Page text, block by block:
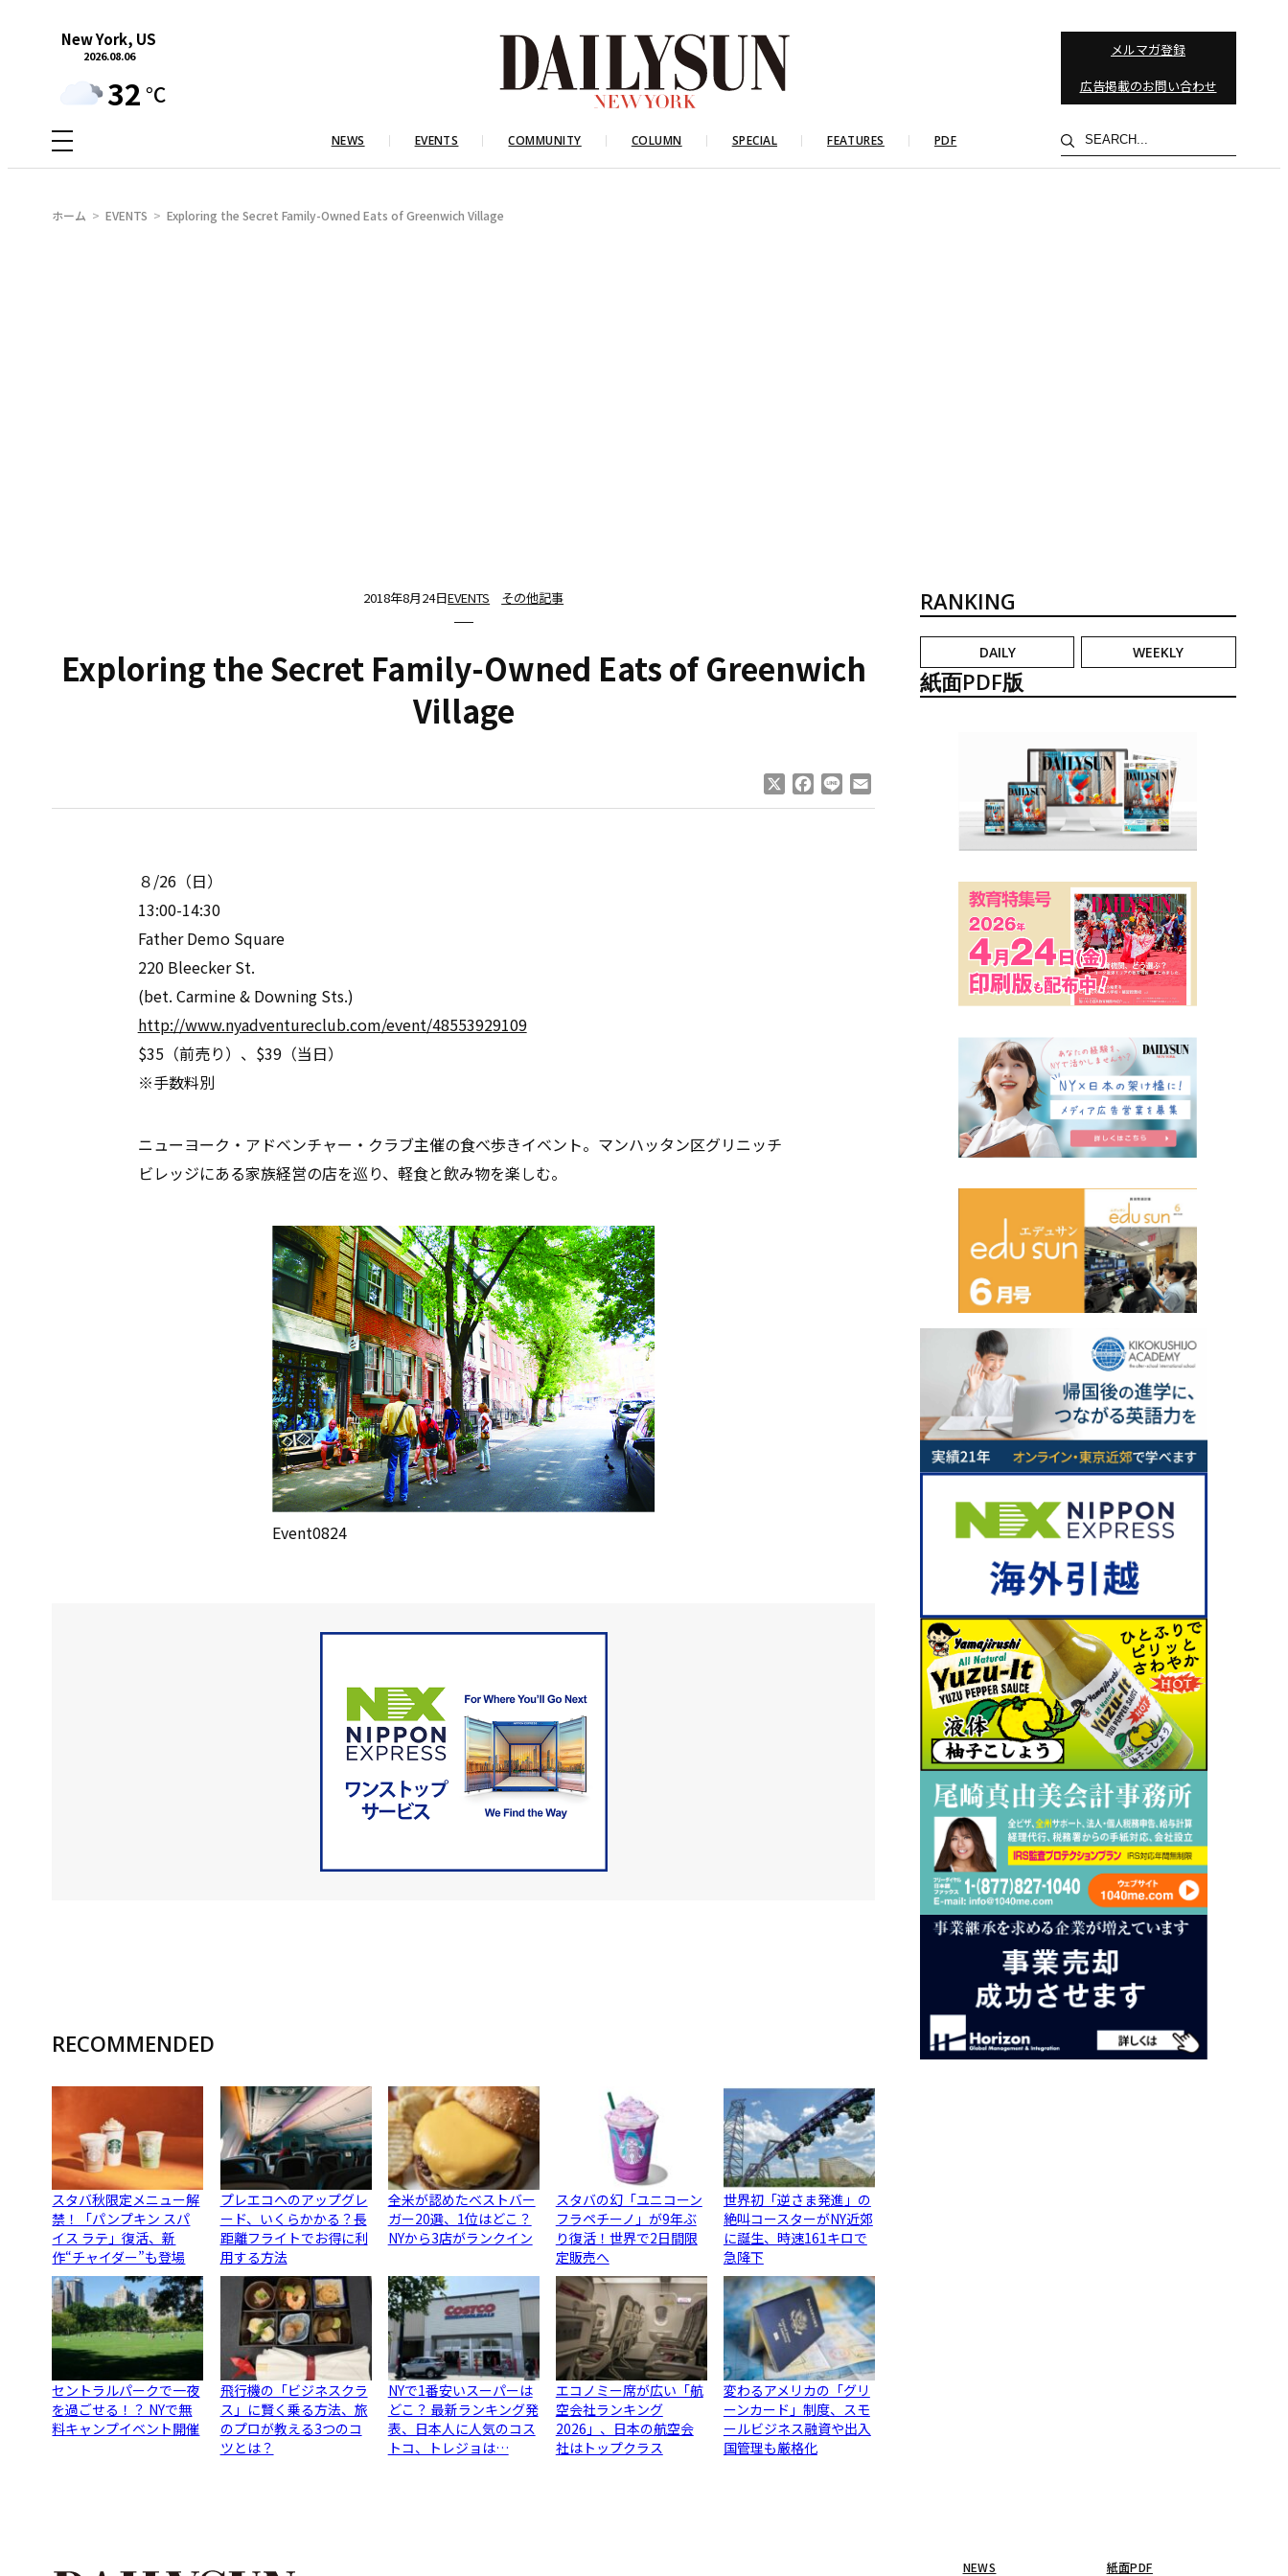
New York, US
2026.08.06
32 °C
メルマガ登録
広告掲載のお問い合わせ
NEWS EVENTS COMMUNITY COLUMN SPECIAL FEATURES PDF
検
索
ホーム EVENTS Exploring the Secret Family-Owned Eats of Greenwich Village
2018年8月24日EVENTS その他記事
Exploring the Secret Family-Owned Eats of Greenwich
Village
Facebook
Line
８/26（日）
13:00-14:30
Father Demo Square
220 Bleecker St.
(bet. Carmine & Downing Sts.)
http://www.nyadventureclub.com/event/48553929109
$35（前売り）、$39（当日）
※手数料別
ニューヨーク・アドベンチャー・クラブ主催の食べ歩きイベント。マンハッタン区グリニッチ
ビレッジにある家族経営の店を巡り、軽食と飲み物を楽しむ。
Event0824
RECOMMENDED
スタバ秋限定メニュー解
禁！「パンプキン スパ
イス ラテ」復活、新
作“チャイダー”も登場
プレエコへのアップグレ
ード、いくらかかる？長
距離フライトでお得に利
用する方法
全米が認めたベストバー
ガー20選、1位はどこ？
NYから3店がランクイン
スタバの幻「ユニコーン
フラペチーノ」が9年ぶ
り復活！世界で2日間限
定販売へ
世界初「逆さま発進」の
絶叫コースターがNY近郊
に誕生、時速161キロで
急降下
セントラルパークで一夜
を過ごせる！？ NYで無
料キャンプイベント開催
飛行機の「ビジネスクラ
ス」に賢く乗る方法、旅
のプロが教える3つのコ
ツとは？
NYで1番安いスーパーは
どこ？ 最新ランキング発
表、日本人に人気のコス
トコ、トレジョは…
エコノミー席が広い「航
空会社ランキング
2026」、日本の航空会
社はトップクラス
変わるアメリカの「グリ
ーンカード」制度、スモ
ールビジネス融資や出入
国管理も厳格化
RANKING
DAILY WEEKLY
紙面PDF版
NEWS
紙面PDF